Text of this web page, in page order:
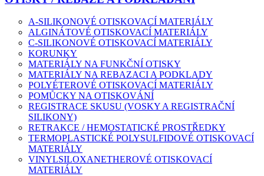
A-SILIKONOVÉ OTISKOVACÍ MATERIÁLY
ALGINÁTOVÉ OTISKOVACÍ MATERIÁLY
C-SILIKONOVÉ OTISKOVACÍ MATERIÁLY
KORUNKY
MATERIÁLY NA FUNKČNÍ OTISKY
MATERIÁLY NA REBAZACI A PODKLADY
POLYÉTEROVÉ OTISKOVACÍ MATERIÁLY
POMŮCKY NA OTISKOVÁNÍ
REGISTRACE SKUSU (VOSKY A REGISTRAČNÍ
SILIKONY)
RETRAKCE / HEMOSTATICKÉ PROSTŘEDKY
TERMOPLASTICKÉ POLYSULFIDOVÉ OTISKOVACÍ
MATERIÁLY
VINYLSILOXANETHEROVÉ OTISKOVACÍ
MATERIÁLY